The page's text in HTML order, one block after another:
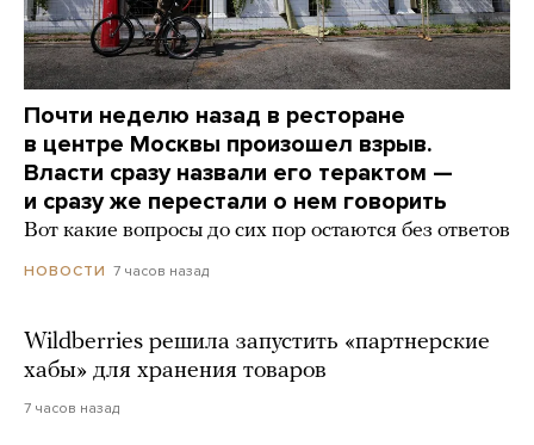
Почти неделю назад в ресторане
в центре Москвы произошел взрыв.
Власти сразу назвали его терактом —
и сразу же перестали о нем говорить
Вот какие вопросы до сих пор остаются без ответов
НОВОСТИ 7 часов назад
Wildberries решила запустить «партнерские
хабы» для хранения товаров
7 часов назад